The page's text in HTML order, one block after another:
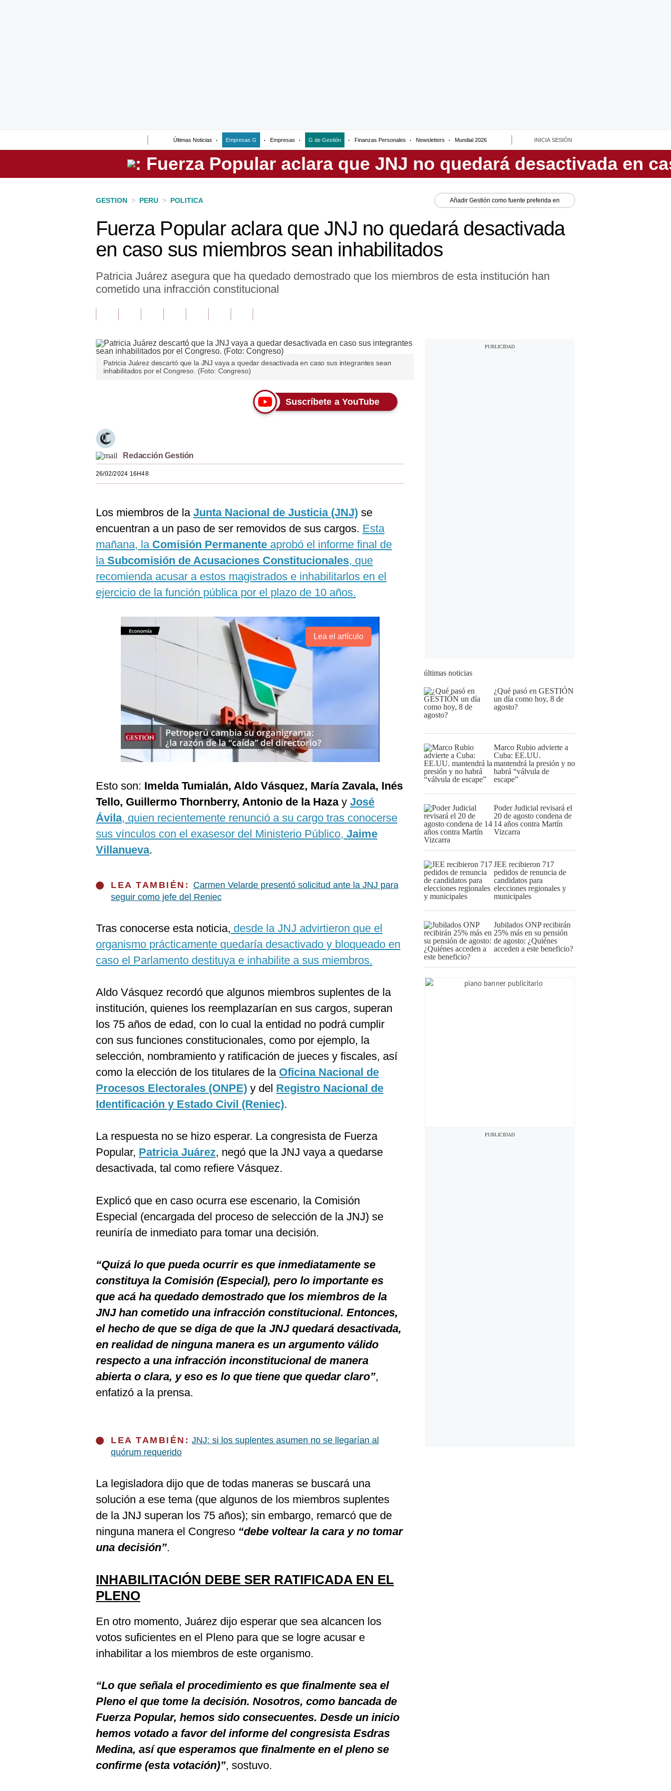
Últimas Noticias Empresas G Empresas G de Gestión Finanzas Personales Newsletters Mundial 2026 INICIA SESIÓN
Perú
GESTION > PERU > POLITICA Añadir Gestión como fuente preferida en
Fuerza Popular aclara que JNJ no quedará desactivada
en caso sus miembros sean inhabilitados
Patricia Juárez asegura que ha quedado demostrado que los miembros de esta institución han
cometido una infracción constitucional
Patricia Juárez descartó que la JNJ vaya a quedar desactivada en caso sus integrantes sean
inhabilitados por el Congreso. (Foto: Congreso)
Suscríbete a YouTube
Redacción Gestión
26/02/2024 16H48
Los miembros de la Junta Nacional de Justicia (JNJ) se
encuentran a un paso de ser removidos de sus cargos. Esta
mañana, la Comisión Permanente aprobó el informe final de
la Subcomisión de Acusaciones Constitucionales, que
recomienda acusar a estos magistrados e inhabilitarlos en el
ejercicio de la función pública por el plazo de 10 años.
Lea el artículo
Esto son: Imelda Tumialán, Aldo Vásquez, María Zavala, Inés
Tello, Guillermo Thornberry, Antonio de la Haza y José
Ávila, quien recientemente renunció a su cargo tras conocerse
sus vínculos con el exasesor del Ministerio Público, Jaime
Villanueva.
LEA TAMBIÉN: Carmen Velarde presentó solicitud ante la JNJ para
seguir como jefe del Reniec
Tras conocerse esta noticia, desde la JNJ advirtieron que el
organismo prácticamente quedaría desactivado y bloqueado en
caso el Parlamento destituya e inhabilite a sus miembros.
Aldo Vásquez recordó que algunos miembros suplentes de la
institución, quienes los reemplazarían en sus cargos, superan
los 75 años de edad, con lo cual la entidad no podrá cumplir
con sus funciones constitucionales, como por ejemplo, la
selección, nombramiento y ratificación de jueces y fiscales, así
como la elección de los titulares de la Oficina Nacional de
Procesos Electorales (ONPE) y del Registro Nacional de
Identificación y Estado Civil (Reniec).
La respuesta no se hizo esperar. La congresista de Fuerza
Popular, Patricia Juárez, negó que la JNJ vaya a quedarse
desactivada, tal como refiere Vásquez.
Explicó que en caso ocurra ese escenario, la Comisión
Especial (encargada del proceso de selección de la JNJ) se
reuniría de inmediato para tomar una decisión.
“Quizá lo que pueda ocurrir es que inmediatamente se
constituya la Comisión (Especial), pero lo importante es
que acá ha quedado demostrado que los miembros de la
JNJ han cometido una infracción constitucional. Entonces,
el hecho de que se diga de que la JNJ quedará desactivada,
en realidad de ninguna manera es un argumento válido
respecto a una infracción inconstitucional de manera
abierta o clara, y eso es lo que tiene que quedar claro”,
enfatizó a la prensa.
LEA TAMBIÉN: JNJ: si los suplentes asumen no se llegarían al
quórum requerido
La legisladora dijo que de todas maneras se buscará una
solución a ese tema (que algunos de los miembros suplentes
de la JNJ superan los 75 años); sin embargo, remarcó que de
ninguna manera el Congreso “debe voltear la cara y no tomar
una decisión”.
INHABILITACIÓN DEBE SER RATIFICADA EN EL
PLENO
En otro momento, Juárez dijo esperar que sea alcancen los
votos suficientes en el Pleno para que se logre acusar e
inhabilitar a los miembros de este organismo.
“Lo que señala el procedimiento es que finalmente sea el
Pleno el que tome la decisión. Nosotros, como bancada de
Fuerza Popular, hemos sido consecuentes. Desde un inicio
hemos votado a favor del informe del congresista Esdras
Medina, así que esperamos que finalmente en el pleno se
confirme (esta votación)”, sostuvo.
últimas noticias
¿Qué pasó en GESTIÓN
un día como hoy, 8 de
agosto?
Marco Rubio advierte a
Cuba: EE.UU.
mantendrá la presión y no
habrá “válvula de
escape”
Poder Judicial revisará el
20 de agosto condena de
14 años contra Martín
Vizcarra
JEE recibieron 717
pedidos de renuncia de
candidatos para
elecciones regionales y
municipales
Jubilados ONP recibirán
25% más en su pensión
de agosto: ¿Quiénes
acceden a este beneficio?